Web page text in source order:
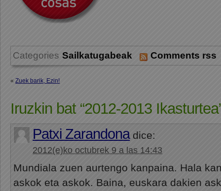
Categories Sailkatugabeak Comments rss
«Zuek barik, Ezin!
Iruzkin bat “2012-2013
Patxi Zarandona dice:
2012(e)ko octubrek 9 a las 14:43
Mundiala zuen aurtengo kanpaina. Hala
askok eta askok. Baina, euskara dakien